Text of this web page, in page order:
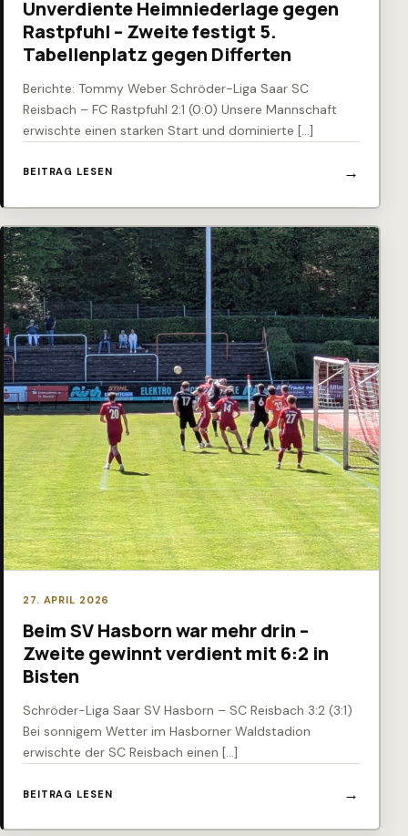
Unverdiente Heimniederlage gegen
Rastpfuhl – Zweite festigt 5.
Tabellenplatz gegen Differten
Berichte: Tommy Weber Schröder-Liga Saar SC
Reisbach – FC Rastpfuhl 2:1 (0:0) Unsere Mannschaft
erwischte einen starken Start und dominierte […]
BEITRAG LESEN
27. APRIL 2026
Beim SV Hasborn war mehr drin –
Zweite gewinnt verdient mit 6:2 in
Bisten
Schröder-Liga Saar SV Hasborn – SC Reisbach 3:2 (3:1)
Bei sonnigem Wetter im Hasborner Waldstadion
erwischte der SC Reisbach einen […]
BEITRAG LESEN